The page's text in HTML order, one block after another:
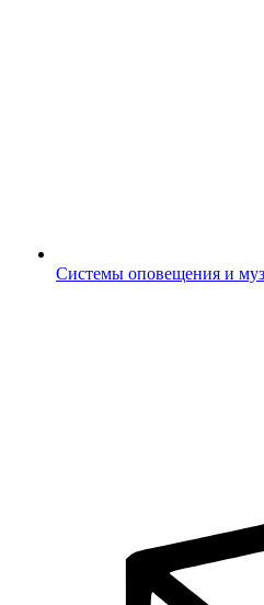
Системы оповещения и